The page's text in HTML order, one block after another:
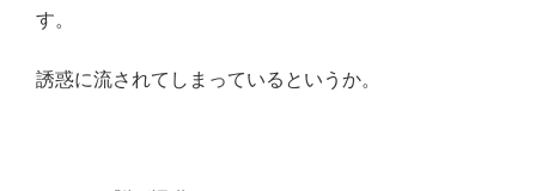
す。
誘惑に流されてしまっているというか。